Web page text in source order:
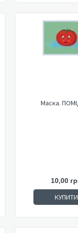
Маска.
10,00
КУПИТИ